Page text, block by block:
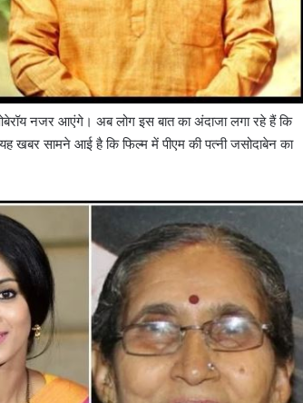
नजर आएंगे। अब लोग इस बात का अंदाजा लगा रहे हैं कि
खबर सामने आई है कि फिल्म में पीएम की पत्नी जसोदाबेन का